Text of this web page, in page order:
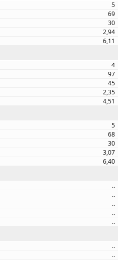
5
69
30
2,94
6,11
4
97
45
2,35
4,51
5
68
30
3,07
6,40
..
..
..
..
..
..
..